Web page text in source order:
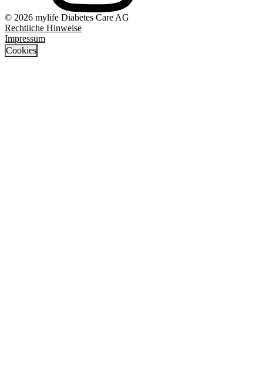
© 2026 mylife Diabetes Care AG
Rechtliche Hinweise
Impressum
Cookies